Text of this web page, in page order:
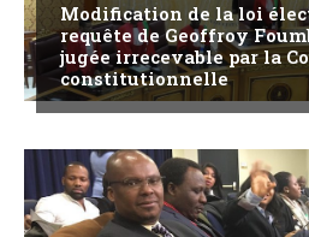
Modification de la loi
requête de Geoffroy
jugée irrecevable par la
constitutionnelle